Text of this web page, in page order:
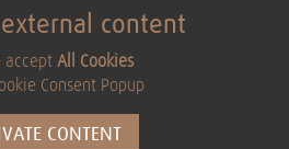
content
accept All Cookies
Consent Popup
CONTENT